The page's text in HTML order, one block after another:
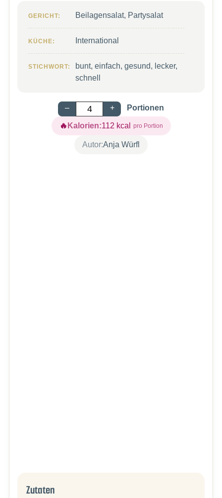
GERICHT: Beilagensalat, Partysalat
KÜCHE: International
STICHWORT:
bunt, einfach, gesund, lecker,
schnell
– + Portionen
Kalorien:112 kcal
Autor:Anja Würfl
Zutaten